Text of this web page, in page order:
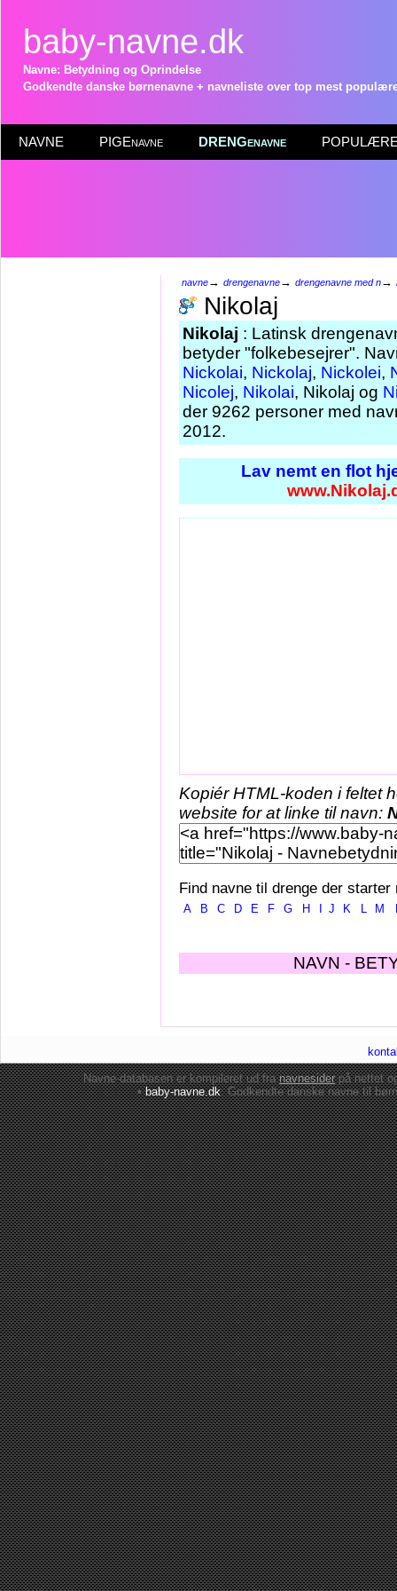
baby-navne.dk
Navne: Betydning og Oprindelse
Godkendte danske børnenavne + navneliste over top mest
NAVNE PIGEnavne DRENGenavne POPULÆRE
navne→ drengenavne→ drengenavne med n→
Nikolaj
Nikolaj : Latinsk
betyder "folkebesejrer".
Nickolai, Nickolaj, Nickolei,
Nicolej, Nikolai, Nikolaj og
der 9262 personer med
2012.
Lav nemt en flot
Kopiér HTML-koden i feltet
website for at linke til navn:
Find navne til drenge der starter
A B C D E F G H J K L M
NAVN -
Navne-databasen er kompileret ud franavnesiderpå nettet
•baby-navne.dk: Godkendte danskenavne til børn